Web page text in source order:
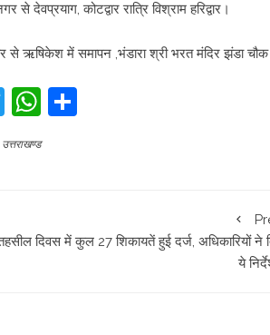
से देवप्रयाग, कोटद्वार रात्रि विश्राम हरिद्वार।
से ऋषिकेश में समापन ,भंडारा श्री भरत मंदिर झंडा
TwitterWhatsApp
उत्तराखण्ड
तहसील दिवस में कुल 27 शिकायतें हुई दर्ज, अधिकारियों ने
ये